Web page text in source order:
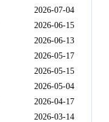
2026-07-04
2026-06-15
2026-06-13
2026-05-17
2026-05-15
2026-05-04
2026-04-17
2026-03-14